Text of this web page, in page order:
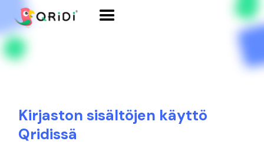
Kirjaston sisältöjen käyttö
Qridissä